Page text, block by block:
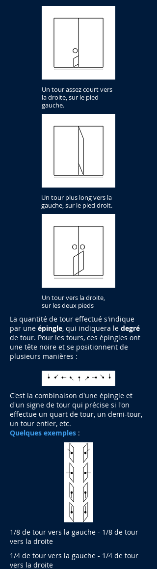
Un tour assez court vers
la droite, sur le pied
gauche.
Un tour plus long vers la
gauche, sur le pied droit.
Un tour vers la droite,
sur les deux pieds
La quantité de tour effectué s'indique
par une épingle, qui indiquera le degré
de tour. Pour les tours, ces épingles ont
une tête noire et se positionnent de
plusieurs manières :
C'est la combinaison d'une épingle et
d'un signe de tour qui précise si l'on
effectue un quart de tour, un demi-tour,
un tour entier, etc.
Quelques exemples :
1/8 de tour vers la gauche - 1/8 de tour
vers la droite
1/4 de tour vers la gauche - 1/4 de tour
vers la droite